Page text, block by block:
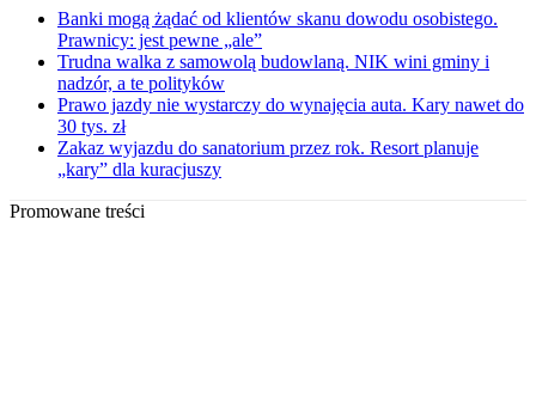
Banki mogą żądać od klientów skanu dowodu osobistego.
Prawnicy: jest pewne „ale”
Trudna walka z samowolą budowlaną. NIK wini gminy i
nadzór, a te polityków
Prawo jazdy nie wystarczy do wynajęcia auta. Kary nawet do
30 tys. zł
Zakaz wyjazdu do sanatorium przez rok. Resort planuje
„kary” dla kuracjuszy
Promowane treści